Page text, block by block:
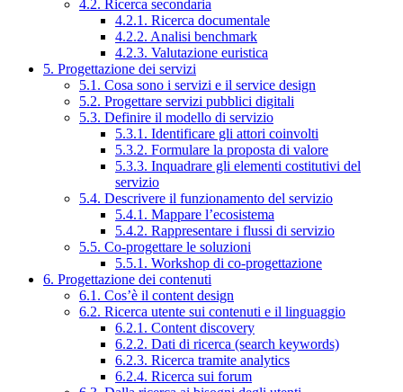
4.2. Ricerca secondaria
4.2.1. Ricerca documentale
4.2.2. Analisi benchmark
4.2.3. Valutazione euristica
5. Progettazione dei servizi
5.1. Cosa sono i servizi e il service design
5.2. Progettare servizi pubblici digitali
5.3. Definire il modello di servizio
5.3.1. Identificare gli attori coinvolti
5.3.2. Formulare la proposta di valore
5.3.3. Inquadrare gli elementi costitutivi del
servizio
5.4. Descrivere il funzionamento del servizio
5.4.1. Mappare l’ecosistema
5.4.2. Rappresentare i flussi di servizio
5.5. Co-progettare le soluzioni
5.5.1. Workshop di co-progettazione
6. Progettazione dei contenuti
6.1. Cos’è il content design
6.2. Ricerca utente sui contenuti e il linguaggio
6.2.1. Content discovery
6.2.2. Dati di ricerca (search keywords)
6.2.3. Ricerca tramite analytics
6.2.4. Ricerca sui forum